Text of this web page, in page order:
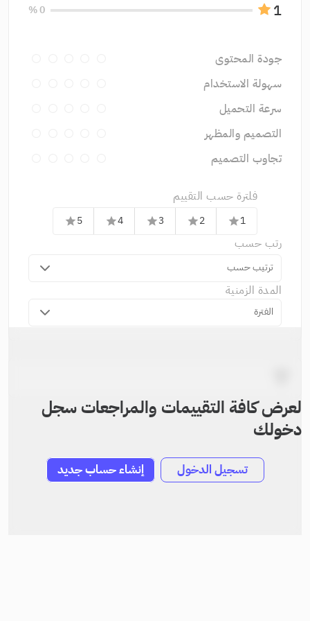
1
0 %
جودة المحتوى
سهولة الاستخدام
سرعة التحميل
التصميم والمظهر
تجاوب التصميم
فلترة حسب التقييم
1
star
2
star
3
star
4
star
5
star
رتب حسب
ترتيب حسب
المدة الزمنية
الفترة
لعرض كافة التقييمات والمراجعات سجل
دخولك
تسجيل الدخول إنشاء حساب جديد